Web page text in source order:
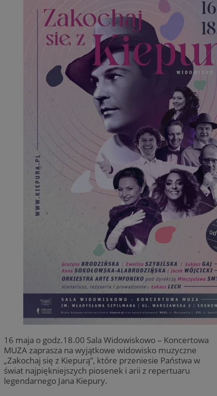
16 maja o godz.18.00 Sala Widowiskowo – Koncertowa
MUZA zaprasza na wyjątkowe widowisko muzyczne
„Zakochaj się z Kiepurą”, które przeniesie Państwa w
świat najpiękniejszych piosenek i arii z repertuaru
legendarnego Jana Kiepury.